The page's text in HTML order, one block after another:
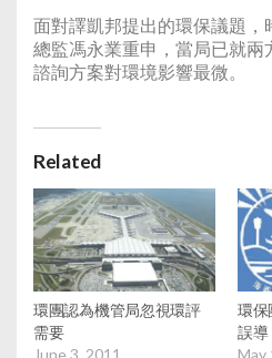
面對譯凱邦提出的環保議題
總監馮永業重申，當局已就
諮詢方案對環境影響最微。
Related
環團認為機管局忽視環評
需要
環保
誤導